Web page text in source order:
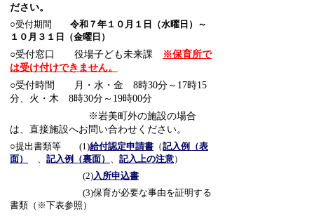
ださい。
○受付期間 令和７年１０月１日（水曜日）～
１０月３１日（金曜日）
○受付窓口 役場子ども未来課
※保育所で
は受け付けできません。
○受付時間 月・水・金 8時30分～17時15
分、火・木 8時30分～19時00分
※岩美町外の施設の場合
は、直接施設へお問い合わせください。
○提出書類等 (1)給付認定申請書 （記入例（表
面）
、 記入例（裏面） 、 記入上の注意）
(2)入所申込書
(3)保育が必要な事由を証明する
書類（※下表参照）